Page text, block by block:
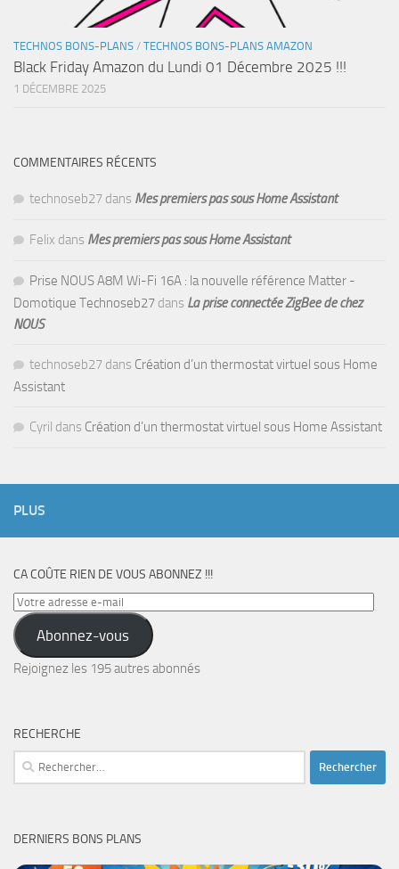
TECHNOS BONS-PLANS / TECHNOS BONS-PLANS AMAZON
Black Friday Amazon du Lundi 01 Décembre 2025 !!!
1 DÉCEMBRE 2025
COMMENTAIRES RÉCENTS
technoseb27 dans Mes premiers pas sous Home Assistant
Felix dans Mes premiers pas sous Home Assistant
Prise NOUS A8M Wi-Fi 16A : la nouvelle référence Matter -
Domotique Technoseb27 dans La prise connectée ZigBee de chez
NOUS
technoseb27 dans Création d’un thermostat virtuel sous Home
Assistant
Cyril dans Création d’un thermostat virtuel sous Home Assistant
PLUS
CA COÛTE RIEN DE VOUS ABONNEZ !!!
Votre
adresse
e-
mail
Abonnez-vous
Rejoignez les 195 autres abonnés
RECHERCHE
Rechercher :
DERNIERS BONS PLANS